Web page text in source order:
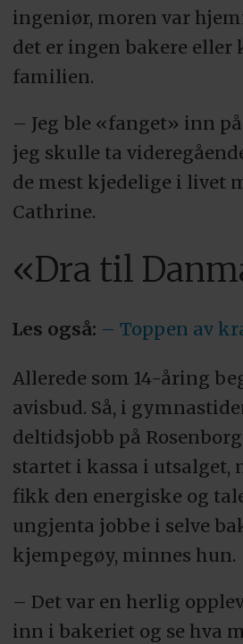
ingeniør, moren var
det er ingen bakere eller
familien.
– Jeg ble «fanget» inn
jeg skulle ta
de mest kjedelige i livet
Cathrine.
«Dra til
Les også: – Toppen av
Allerede som 14-åring
avisbud. Så, i
deltidsjobb på
startet i kassa i utsalget,
fikk den energiske og
ungjenta jobbe i selve
kjempegøy, minnes hun.
– Det var en herlig
inn i bakeriet og se hva